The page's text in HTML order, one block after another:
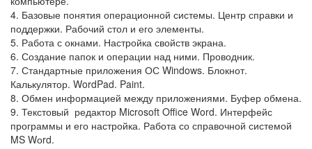
4. Базовые понятия операционной системы. Центр справки и
поддержки. Рабочий стол и его элементы.
5. Работа с окнами. Настройка свойств экрана.
6. Создание папок и операции над ними. Проводник.
7. Стандартные приложения ОС Windows. Блокнот.
Калькулятор. WordPad. Paint.
8. Обмен информацией между приложениями. Буфер обмена.
9. Текстовый редактор Microsoft Office Word. Интерфейс
программы и его настройка. Работа со справочной системой
MS Wоrd.